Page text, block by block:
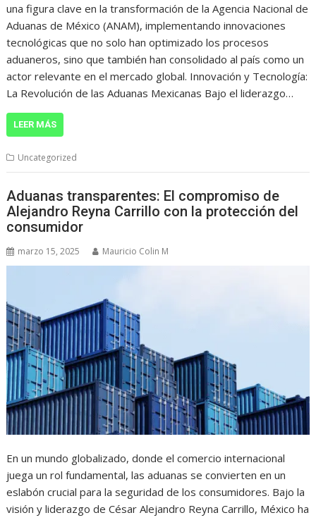
una figura clave en la transformación de la Agencia Nacional de
Aduanas de México (ANAM), implementando innovaciones
tecnológicas que no solo han optimizado los procesos
aduaneros, sino que también han consolidado al país como un
actor relevante en el mercado global. Innovación y Tecnología:
La Revolución de las Aduanas Mexicanas Bajo el liderazgo…
LEER MÁS
Uncategorized
Aduanas transparentes: El compromiso de
Alejandro Reyna Carrillo con la protección del
consumidor
marzo 15, 2025 Mauricio Colin M
En un mundo globalizado, donde el comercio internacional
juega un rol fundamental, las aduanas se convierten en un
eslabón crucial para la seguridad de los consumidores. Bajo la
visión y liderazgo de César Alejandro Reyna Carrillo, México ha